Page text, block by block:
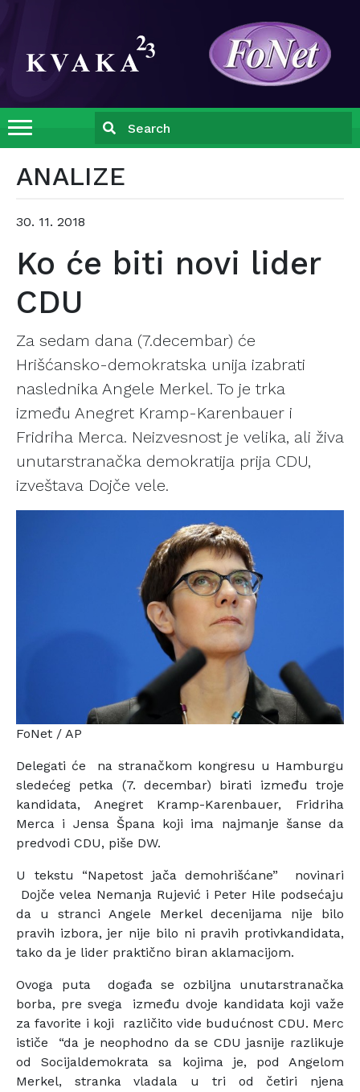
ANALIZE
30. 11. 2018
Ko će biti novi lider
CDU
Za sedam dana (7.decembar) će
Hrišćansko-demokratska unija izabrati
naslednika Angele Merkel. To je trka
između Anegret Kramp-Karenbauer i
Fridriha Merca. Neizvesnost je velika, ali živa
unutarstranačka demokratija prija CDU,
izveštava Dojče vele.
FoNet / AP
Delegati će na stranačkom kongresu u Hamburgu
sledećeg petka (7. decembar) birati između troje
kandidata, Anegret Kramp-Karenbauer, Fridriha
Merca i Jensa Špana koji ima najmanje šanse da
predvodi CDU, piše DW.
U tekstu “Napetost jača demohrišćane” novinari
Dojče velea Nemanja Rujević i Peter Hile podsećaju
da u stranci Angele Merkel decenijama nije bilo
pravih izbora, jer nije bilo ni pravih protivkandidata,
tako da je lider praktično biran aklamacijom.
Ovoga puta događa se ozbiljna unutarstranačka
borba, pre svega između dvoje kandidata koji važe
za favorite i koji različito vide budućnost CDU. Merc
ističe “da je neophodno da se CDU jasnije razlikuje
od Socijaldemokrata sa kojima je, pod Angelom
Merkel, stranka vladala u tri od četiri njena